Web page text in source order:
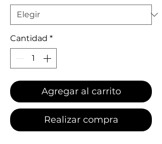
Cantidad *
Agregar al carrito
Realizar compra